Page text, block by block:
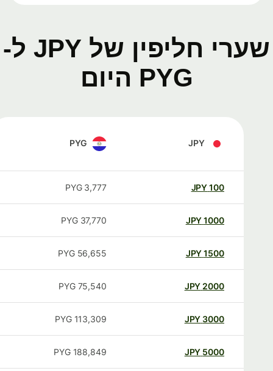
שערי חליפין של JPY ל-
PYG היום
JPY
PYG
100
JPY
3,777
PYG
1000
JPY
37,770
PYG
1500
JPY
56,655
PYG
2000
JPY
75,540
PYG
3000
JPY
113,309
PYG
5000
JPY
188,849
PYG